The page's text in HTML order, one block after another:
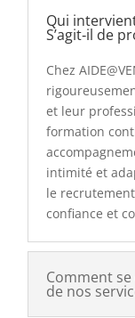
Qui
S’agit‑il de
Chez
et leur
formation
intimité et
le
confiance et
Comment
de nos